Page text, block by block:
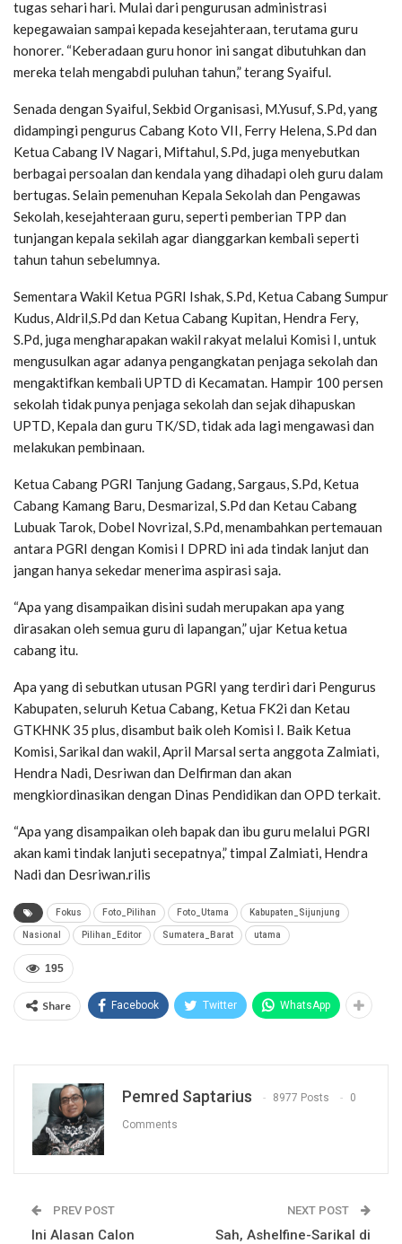
tugas sehari hari. Mulai dari pengurusan administrasi
kepegawaian sampai kepada kesejahteraan, terutama guru
honorer. “Keberadaan guru honor ini sangat dibutuhkan dan
mereka telah mengabdi puluhan tahun,” terang Syaiful.
Senada dengan Syaiful, Sekbid Organisasi, M.Yusuf, S.Pd, yang
didampingi pengurus Cabang Koto VII, Ferry Helena, S.Pd dan
Ketua Cabang IV Nagari, Miftahul, S.Pd, juga menyebutkan
berbagai persoalan dan kendala yang dihadapi oleh guru dalam
bertugas. Selain pemenuhan Kepala Sekolah dan Pengawas
Sekolah, kesejahteraan guru, seperti pemberian TPP dan
tunjangan kepala sekilah agar dianggarkan kembali seperti
tahun tahun sebelumnya.
Sementara Wakil Ketua PGRI Ishak, S.Pd, Ketua Cabang Sumpur
Kudus, Aldril,S.Pd dan Ketua Cabang Kupitan, Hendra Fery,
S.Pd, juga mengharapakan wakil rakyat melalui Komisi I, untuk
mengusulkan agar adanya pengangkatan penjaga sekolah dan
mengaktifkan kembali UPTD di Kecamatan. Hampir 100 persen
sekolah tidak punya penjaga sekolah dan sejak dihapuskan
UPTD, Kepala dan guru TK/SD, tidak ada lagi mengawasi dan
melakukan pembinaan.
Ketua Cabang PGRI Tanjung Gadang, Sargaus, S.Pd, Ketua
Cabang Kamang Baru, Desmarizal, S.Pd dan Ketau Cabang
Lubuak Tarok, Dobel Novrizal, S.Pd, menambahkan pertemauan
antara PGRI dengan Komisi I DPRD ini ada tindak lanjut dan
jangan hanya sekedar menerima aspirasi saja.
“Apa yang disampaikan disini sudah merupakan apa yang
dirasakan oleh semua guru di lapangan,” ujar Ketua ketua
cabang itu.
Apa yang di sebutkan utusan PGRI yang terdiri dari Pengurus
Kabupaten, seluruh Ketua Cabang, Ketua FK2i dan Ketau
GTKHNK 35 plus, disambut baik oleh Komisi I. Baik Ketua
Komisi, Sarikal dan wakil, April Marsal serta anggota Zalmiati,
Hendra Nadi, Desriwan dan Delfirman dan akan
mengkiordinasikan dengan Dinas Pendidikan dan OPD terkait.
“Apa yang disampaikan oleh bapak dan ibu guru melalui PGRI
akan kami tindak lanjuti secepatnya,” timpal Zalmiati, Hendra
Nadi dan Desriwan.rilis
Fokus Foto_Pilihan Foto_Utama Kabupaten_Sijunjung
Nasional Pilihan_Editor Sumatera_Barat utama
195
Share Facebook Twitter WhatsApp
Pemred Saptarius 8977 Posts 0
Comments
PREV POST
Ini Alasan Calon
NEXT POST
Sah, Ashelfine-Sarikal di